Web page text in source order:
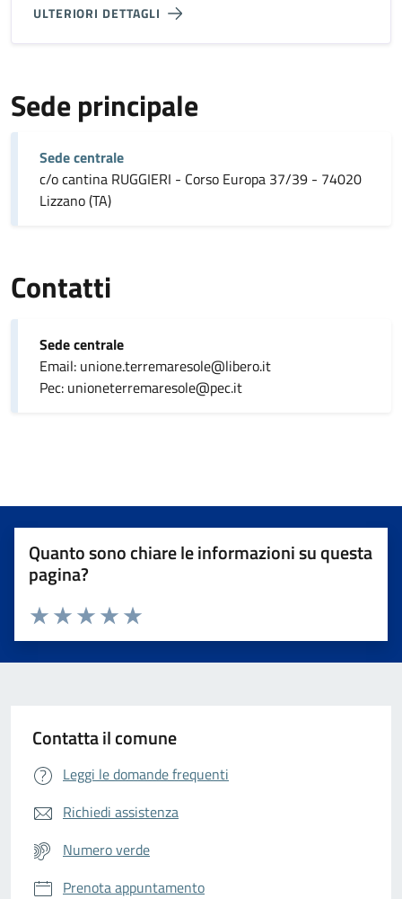
ULTERIORI DETTAGLI
Sede principale
Sede centrale
c/o cantina RUGGIERI - Corso Europa 37/39 - 74020
Lizzano (TA)
Contatti
Sede centrale
Email: unione.terremaresole@libero.it
Pec: unioneterremaresole@pec.it
Quanto sono chiare le informazioni su questa
pagina?
Valuta da 1 a 5 stelle la pagina
Valuta 5 stelle su 5
Valuta 4 stelle su 5
Valuta 3 stelle su 5
Valuta 2 stelle su 5
Valuta 1 stelle su 5
Contatta il comune
Leggi le domande frequenti
Richiedi assistenza
Numero verde
Prenota appuntamento